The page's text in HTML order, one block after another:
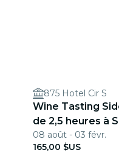
875 Hotel Cir S
Wine Tasting
de 2,5 heures à
08 août - 03 févr.
165,00 $US